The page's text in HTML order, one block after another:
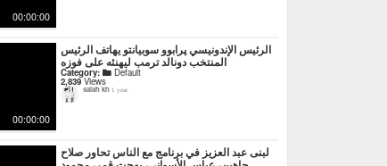
00:00:00
00:00:00
الرئيس الإندونيسي پرابوو سوبيانتو يهاتف الرئيس
المنتخب دونالد ترمب ليهنئه على فوزه
Category: Default
2,839Views
salah kh 1 year
لبنى عبد العزيز في برنامج مع الناس تحاور صلاح